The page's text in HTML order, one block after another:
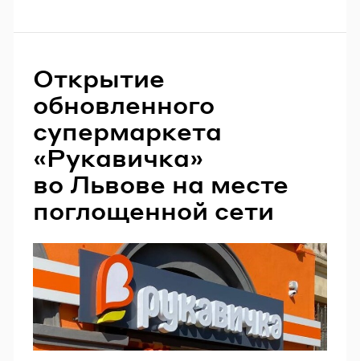
Открытие
обновленного
супермаркета
«Рукавичка»
во Львове на месте
поглощенной сети